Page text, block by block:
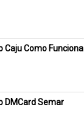
Caju Como Funciona
DMCard Semar